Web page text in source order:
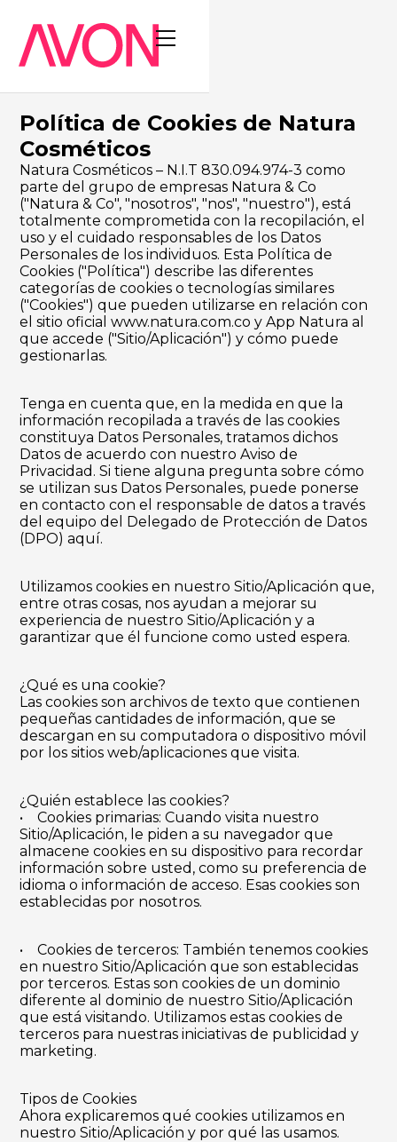
Política de Cookies de Natura
Cosméticos
Natura Cosméticos – N.I.T 830.094.974-3 como
parte del grupo de empresas Natura & Co
("Natura & Co", "nosotros", "nos", "nuestro"), está
totalmente comprometida con la recopilación, el
uso y el cuidado responsables de los Datos
Personales de los individuos. Esta Política de
Cookies ("Política") describe las diferentes
categorías de cookies o tecnologías similares
("Cookies") que pueden utilizarse en relación con
el sitio oficialwww.natura.com.co y App Natura al
que accede ("Sitio/Aplicación") y cómo puede
gestionarlas.
Tenga en cuenta que, en la medida en que la
información recopilada a través de las cookies
constituya Datos Personales, tratamos dichos
Datos de acuerdo con nuestro Aviso de
Privacidad. Si tiene alguna pregunta sobre cómo
se utilizan sus Datos Personales, puede ponerse
en contacto con el responsable de datos a través
del equipo del Delegado de Protección de Datos
(DPO)aquí.
Utilizamos cookies en nuestro Sitio/Aplicación que,
entre otras cosas, nos ayudan a mejorar su
experiencia de nuestro Sitio/Aplicación y a
garantizar que él funcione como usted espera.
¿Qué es una cookie?
Las cookies son archivos de texto que contienen
pequeñas cantidades de información, que se
descargan en su computadora o dispositivo móvil
por los sitios web/aplicaciones que visita.
¿Quién establece las cookies?
• Cookies primarias: Cuando visita nuestro
Sitio/Aplicación, le piden a su navegador que
almacene cookies en su dispositivo para recordar
información sobre usted, como su preferencia de
idioma o información de acceso. Esas cookies son
establecidas por nosotros.
• Cookies de terceros: También tenemos cookies
en nuestro Sitio/Aplicación que son establecidas
por terceros. Estas son cookies de un dominio
diferente al dominio de nuestro Sitio/Aplicación
que está visitando. Utilizamos estas cookies de
terceros para nuestras iniciativas de publicidad y
marketing.
Tipos de Cookies
Ahora explicaremos qué cookies utilizamos en
nuestro Sitio/Aplicación y por qué las usamos.